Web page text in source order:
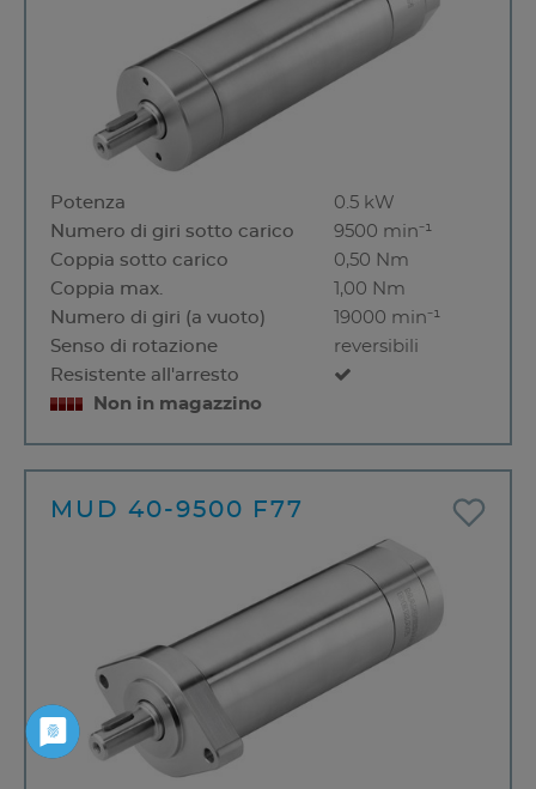
Potenza
0.5 kW
Numero di giri sotto carico
9500 min⁻¹
Coppia sotto carico
0,50 Nm
Coppia max.
1,00 Nm
Numero di giri (a vuoto)
19000 min⁻¹
Senso di rotazione
reversibili
Resistente all'arresto
Non in magazzino
MUD 40-9500 F77